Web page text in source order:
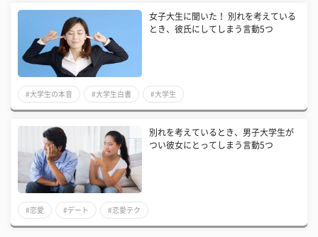
女子大生に聞いた！ 別れを考えている
とき、彼氏にしてしまう言動5つ
#大学生の本音 #大学生白書 #大学生
別れを考えているとき、男子大学生が
つい彼女にとってしまう言動5つ
#恋愛 #デート #恋愛テク